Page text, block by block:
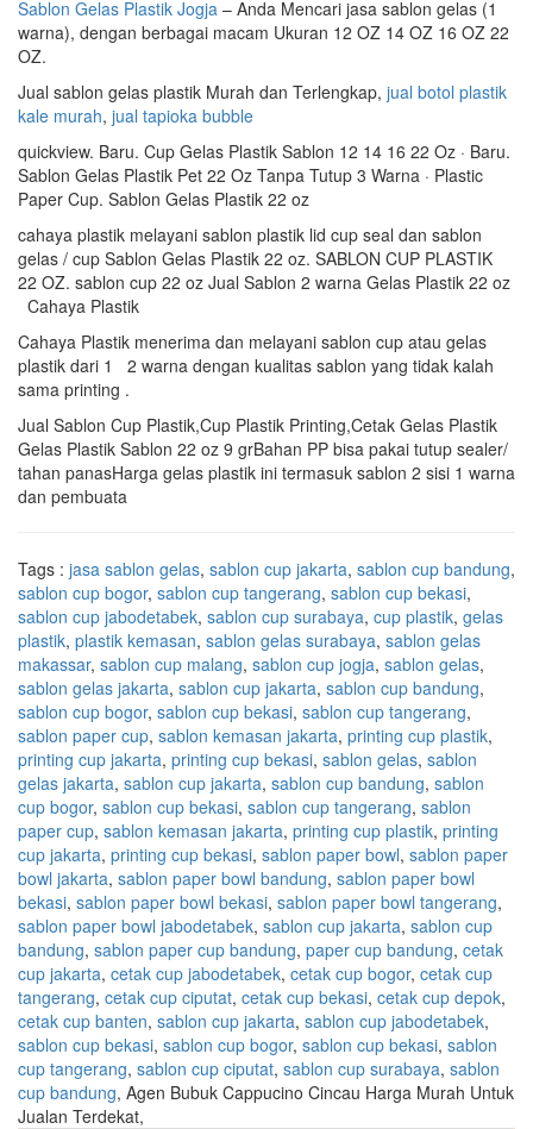
Sablon Gelas Plastik Jogja – Anda Mencari jasa sablon gelas (1
warna), dengan berbagai macam Ukuran 12 OZ 14 OZ 16 OZ 22
OZ.
Jual sablon gelas plastik Murah dan Terlengkap, jual botol plastik
kale murah, jual tapioka bubble
quickview. Baru. Cup Gelas Plastik Sablon 12 14 16 22 Oz · Baru.
Sablon Gelas Plastik Pet 22 Oz Tanpa Tutup 3 Warna · Plastic
Paper Cup. Sablon Gelas Plastik 22 oz
cahaya plastik melayani sablon plastik lid cup seal dan sablon
gelas / cup Sablon Gelas Plastik 22 oz. SABLON CUP PLASTIK
22 OZ. sablon cup 22 oz Jual Sablon 2 warna Gelas Plastik 22 oz
Cahaya Plastik
Cahaya Plastik menerima dan melayani sablon cup atau gelas
plastik dari 1 2 warna dengan kualitas sablon yang tidak kalah
sama printing .
Jual Sablon Cup Plastik,Cup Plastik Printing,Cetak Gelas Plastik
Gelas Plastik Sablon 22 oz 9 grBahan PP bisa pakai tutup sealer/
tahan panasHarga gelas plastik ini termasuk sablon 2 sisi 1 warna
dan pembuata
Tags : jasa sablon gelas, sablon cup jakarta, sablon cup bandung,
sablon cup bogor, sablon cup tangerang, sablon cup bekasi,
sablon cup jabodetabek, sablon cup surabaya, cup plastik, gelas
plastik, plastik kemasan, sablon gelas surabaya, sablon gelas
makassar, sablon cup malang, sablon cup jogja, sablon gelas,
sablon gelas jakarta, sablon cup jakarta, sablon cup bandung,
sablon cup bogor, sablon cup bekasi, sablon cup tangerang,
sablon paper cup, sablon kemasan jakarta, printing cup plastik,
printing cup jakarta, printing cup bekasi, sablon gelas, sablon
gelas jakarta, sablon cup jakarta, sablon cup bandung, sablon
cup bogor, sablon cup bekasi, sablon cup tangerang, sablon
paper cup, sablon kemasan jakarta, printing cup plastik, printing
cup jakarta, printing cup bekasi, sablon paper bowl, sablon paper
bowl jakarta, sablon paper bowl bandung, sablon paper bowl
bekasi, sablon paper bowl bekasi, sablon paper bowl tangerang,
sablon paper bowl jabodetabek, sablon cup jakarta, sablon cup
bandung, sablon paper cup bandung, paper cup bandung, cetak
cup jakarta, cetak cup jabodetabek, cetak cup bogor, cetak cup
tangerang, cetak cup ciputat, cetak cup bekasi, cetak cup depok,
cetak cup banten, sablon cup jakarta, sablon cup jabodetabek,
sablon cup bekasi, sablon cup bogor, sablon cup bekasi, sablon
cup tangerang, sablon cup ciputat, sablon cup surabaya, sablon
cup bandung, Agen Bubuk Cappucino Cincau Harga Murah Untuk
Jualan Terdekat,